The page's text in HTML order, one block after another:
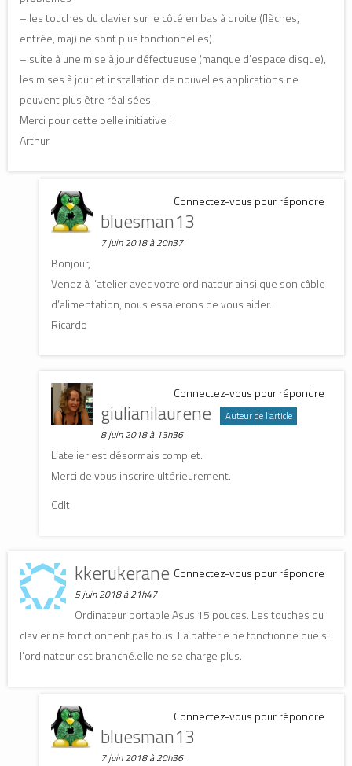
– les touches du clavier sur le côté en bas à droite (flèches,
entrée, maj) ne sont plus fonctionnelles).
– suite à une mise à jour défectueuse (manque d’espace disque),
les mises à jour et installation de nouvelles applications ne
peuvent plus être réalisées.
Merci pour cette belle initiative !
Arthur
Connectez-vous pour répondre
bluesman13
7 juin 2018 à 20h37
Bonjour,
Venez à l’atelier avec votre ordinateur ainsi que son câble
d’alimentation, nous essaierons de vous aider.
Ricardo
Connectez-vous pour répondre
giulianilaurene Auteur de l’article
8 juin 2018 à 13h36
L’atelier est désormais complet.
Merci de vous inscrire ultérieurement.
Cdlt
Connectez-vous pour répondre
kkerukerane
5 juin 2018 à 21h47
Ordinateur portable Asus 15 pouces. Les touches du
clavier ne fonctionnent pas tous. La batterie ne fonctionne que si
l’ordinateur est branché.elle ne se charge plus.
Connectez-vous pour répondre
bluesman13
7 juin 2018 à 20h36